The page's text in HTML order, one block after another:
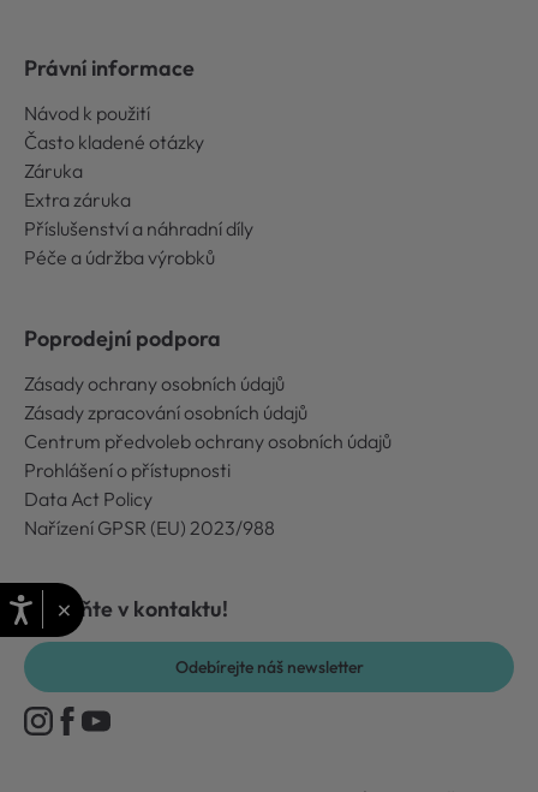
Právní informace
Návod k použití
Často kladené otázky
Záruka
Extra záruka
Příslušenství a náhradní díly
Péče a údržba výrobků
Poprodejní podpora
Zásady ochrany osobních údajů
Zásady zpracování osobních údajů
Centrum předvoleb ochrany osobních údajů
Prohlášení o přístupnosti
Data Act Policy
Nařízení GPSR (EU) 2023/988
Zůstaňte v kontaktu!
Odebírejte náš newsletter
×